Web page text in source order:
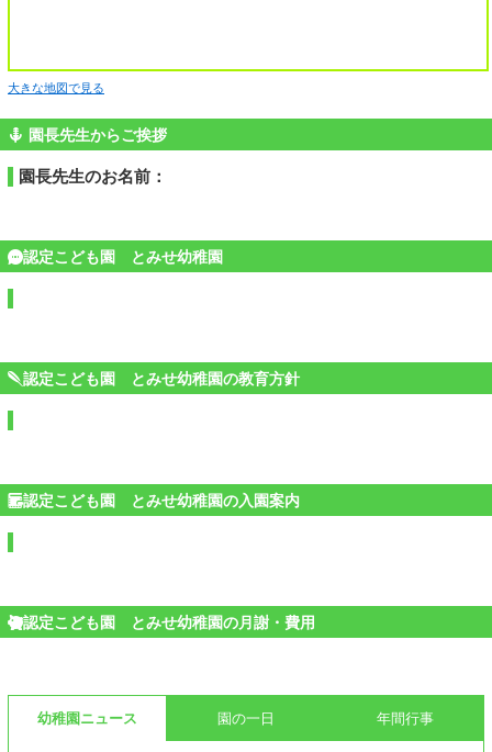
大きな地図で見る
園長先生からご挨拶
園長先生のお名前：
認定こども園 とみせ幼稚園
認定こども園 とみせ幼稚園の教育方針
認定こども園 とみせ幼稚園の入園案内
認定こども園 とみせ幼稚園の月謝・費用
幼稚園ニュース 園の一日 年間行事